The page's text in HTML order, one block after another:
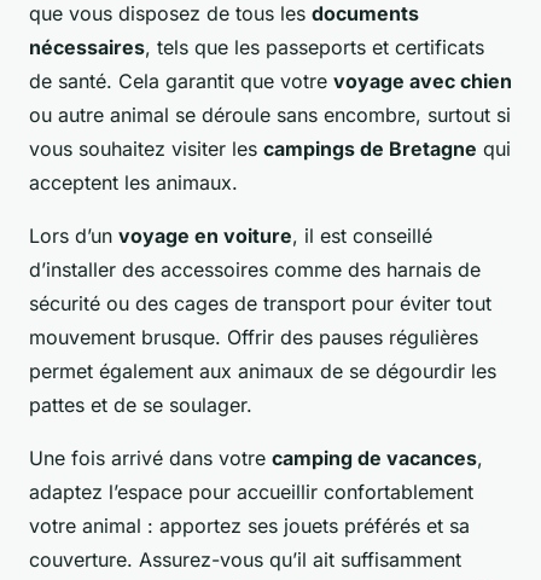
que vous disposez de tous les documents
nécessaires, tels que les passeports et certificats
de santé. Cela garantit que votre voyage avec chien
ou autre animal se déroule sans encombre, surtout si
vous souhaitez visiter les campings de Bretagne qui
acceptent les animaux.
Lors d’un voyage en voiture, il est conseillé
d’installer des accessoires comme des harnais de
sécurité ou des cages de transport pour éviter tout
mouvement brusque. Offrir des pauses régulières
permet également aux animaux de se dégourdir les
pattes et de se soulager.
Une fois arrivé dans votre camping de vacances,
adaptez l’espace pour accueillir confortablement
votre animal : apportez ses jouets préférés et sa
couverture. Assurez-vous qu’il ait suffisamment